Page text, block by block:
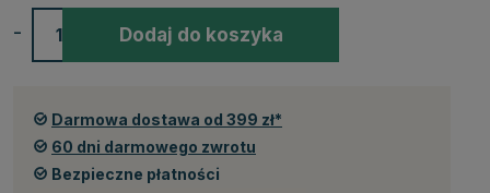
- Dodaj do koszyka
Darmowa dostawa od 399 zł*
60 dni darmowego zwrotu
Bezpieczne płatności